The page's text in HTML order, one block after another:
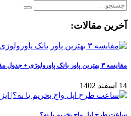
آخرین مقالات:
مقایسه ۳ بهترین پاور بانک پاورولوژی + جدول مقایسه و قیمت روز!
14 اسفند 1402